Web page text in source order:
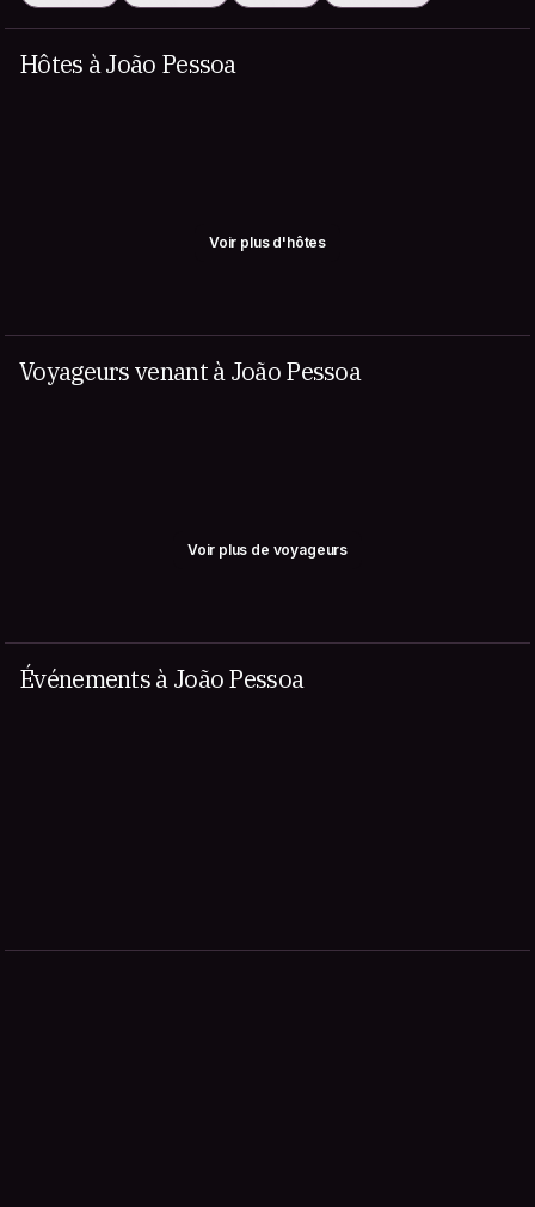
Hôtes à João Pessoa
Voir plus d'hôtes
Voyageurs venant à João Pessoa
Voir plus de voyageurs
Événements à João Pessoa